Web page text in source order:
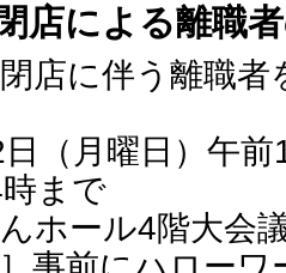
店による離職
店に伴う離職者
日（月曜日）午
まで
ホール4階大会